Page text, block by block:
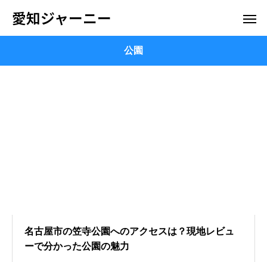
愛知ジャーニー
公園
名古屋市の笠寺公園へのアクセスは？現地レビュ
ーで分かった公園の魅力